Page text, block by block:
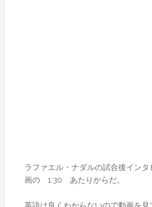
ラファエル・ナダルの試合後インタ
画の 1:30 あたりからだ。